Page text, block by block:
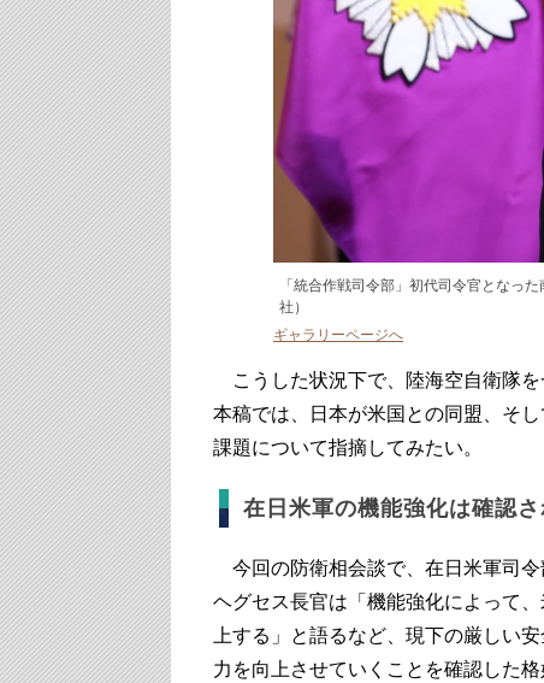
「統合作戦司令部」初代司令官となっ
社）
ギャラリーページへ
こうした状況下で、陸海空自衛隊を
本稿では、日本が米国との同盟、そ
課題について指摘してみたい。
在日米軍の機能強化は確認
今回の防衛相会談で、在日米軍司令
ヘグセス長官は「機能強化によって
上する」と語るなど、現下の厳しい
力を向上させていくことを確認した格